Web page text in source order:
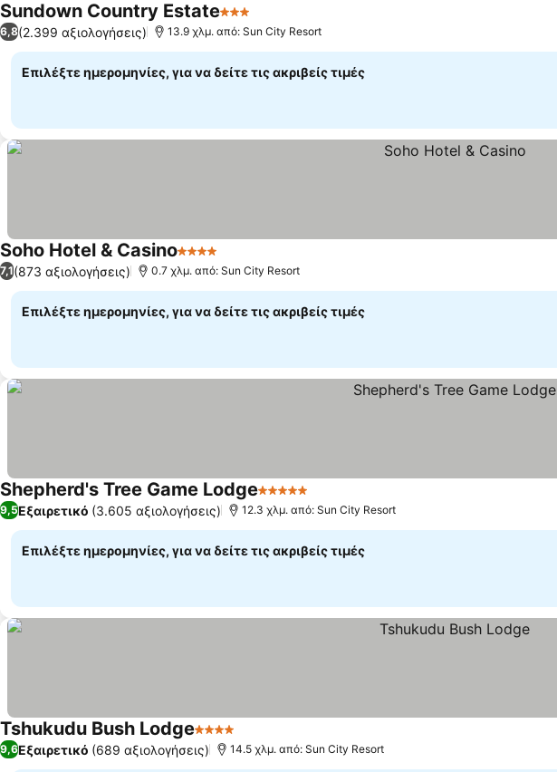
Sundown Country Estate3 Αστέρια
6,8(2.399 αξιολογήσεις) 13.9 χλμ. από: Sun City Resort
Επιλέξτε ημερομηνίες, για να δείτε τις ακριβείς τιμές
Soho Hotel & Casino4 Αστέρια
7,1(873 αξιολογήσεις) 0.7 χλμ. από: Sun City Resort
Επιλέξτε ημερομηνίες, για να δείτε τις ακριβείς τιμές
Shepherd's Tree Game Lodge5 Αστέρια
9,5Εξαιρετικό (3.605 αξιολογήσεις) 12.3 χλμ. από: Sun City Resort
Επιλέξτε ημερομηνίες, για να δείτε τις ακριβείς τιμές
Tshukudu Bush Lodge4 Αστέρια
9,6Εξαιρετικό (689 αξιολογήσεις) 14.5 χλμ. από: Sun City Resort